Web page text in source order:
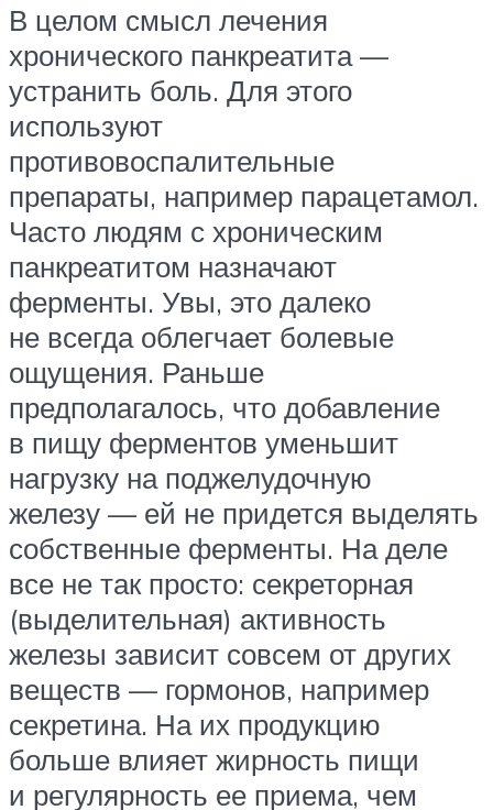
В целом смысл лечения
хронического панкреатита —
устранить боль. Для этого
используют
противовоспалительные
препараты, например парацетамол.
Часто людям с хроническим
панкреатитом назначают
ферменты. Увы, это далеко
не всегда облегчает болевые
ощущения. Раньше
предполагалось, что добавление
в пищу ферментов уменьшит
нагрузку на поджелудочную
железу — ей не придется выделять
собственные ферменты. На деле
все не так просто: секреторная
(выделительная) активность
железы зависит совсем от других
веществ — гормонов, например
секретина. На их продукцию
больше влияет жирность пищи
и регулярность ее приема, чем